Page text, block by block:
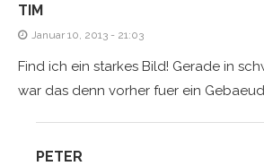
TIM
Januar 10, 2013 - 21:03
Find ich ein starkes Bild! Gerade in
war das denn vorher fuer ein
PETER